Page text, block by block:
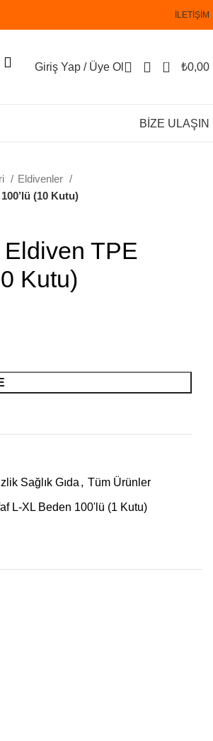
İLETİŞİM
Giriş Yap / Üye Ol 0 ₺0,00
BİZE ULAŞIN
Eldivenler
(10 Kutu)
TPE
Kutu)
Sağlık Gıda , Tüm Ürünler
L-XL Beden 100'lü (1 Kutu)